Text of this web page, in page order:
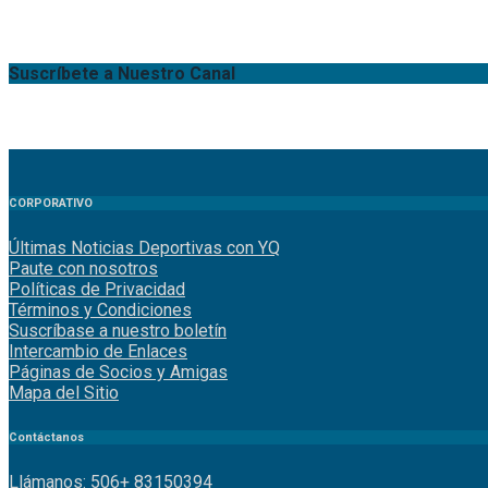
Suscríbete a Nuestro Canal
CORPORATIVO
Últimas Noticias Deportivas con YQ
Paute con nosotros
Políticas de Privacidad
Términos y Condiciones
Suscríbase a nuestro boletín
Intercambio de Enlaces
Páginas de Socios y Amigas
Mapa del Sitio
Contáctanos
Llámanos: 506+ 83150394